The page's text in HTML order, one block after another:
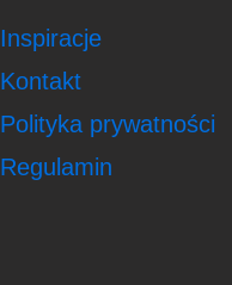
Inspiracje
Kontakt
Polityka prywatności
Regulamin